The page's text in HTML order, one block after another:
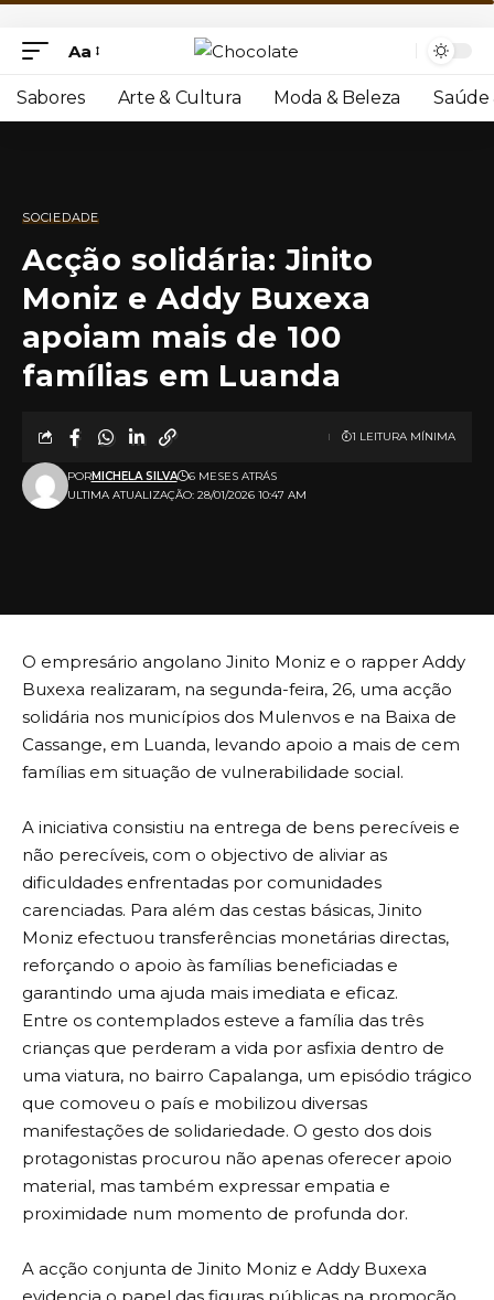
Aa
Sabores Arte & Cultura Moda & Beleza Saúde
SOCIEDADE
Acção solidária: Jinito
Moniz e Addy Buxexa
apoiam mais de 100
famílias em Luanda
ULTIMA ATUALIZAÇÃO: 28/01/2026 10:47 AM
PORMICHELA SILVA 6 MESES ATRÁS
1 LEITURA MÍNIMA
O empresário angolano Jinito Moniz e o rapper Addy
Buxexa realizaram, na segunda-feira, 26, uma acção
solidária nos municípios dos Mulenvos e na Baixa de
Cassange, em Luanda, levando apoio a mais de cem
famílias em situação de vulnerabilidade social.
A iniciativa consistiu na entrega de bens perecíveis e
não perecíveis, com o objectivo de aliviar as
dificuldades enfrentadas por comunidades
carenciadas. Para além das cestas básicas, Jinito
Moniz efectuou transferências monetárias directas,
reforçando o apoio às famílias beneficiadas e
garantindo uma ajuda mais imediata e eficaz.
Entre os contemplados esteve a família das três
crianças que perderam a vida por asfixia dentro de
uma viatura, no bairro Capalanga, um episódio trágico
que comoveu o país e mobilizou diversas
manifestações de solidariedade. O gesto dos dois
protagonistas procurou não apenas oferecer apoio
material, mas também expressar empatia e
proximidade num momento de profunda dor.
A acção conjunta de Jinito Moniz e Addy Buxexa